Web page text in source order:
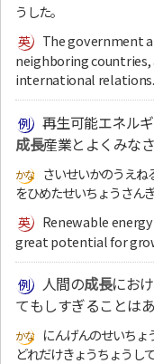
うした。
The government
neighboring
international relations.
再生可能エネル
成長産業とよくみなさ
さいせいかのうえ
をひめたせいちょうさん
Renewable
great potential for
人間の成長にお
てもしすぎることは
にんげんのせいちょ
どれだけきょうちょうし